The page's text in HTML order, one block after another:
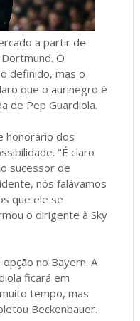
a partir de
O
definido, mas o
que o aurinegro é
de Pep Guardiola.
honorário dos
"É claro
sucessor de
nós falávamos
que ele se
o dirigente à Sky
no Bayern. A
ficará em
tempo, mas
Beckenbauer.